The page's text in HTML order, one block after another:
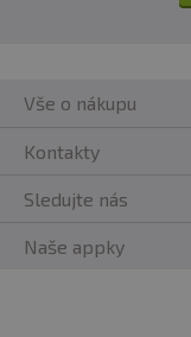
Vše o nákupu
Kontakty
Sledujte nás
Naše appky